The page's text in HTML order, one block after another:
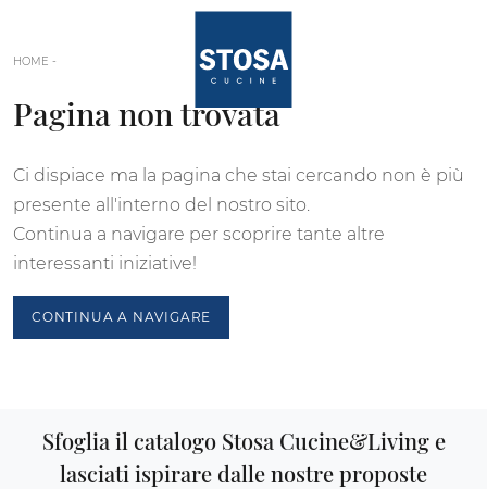
HOME -
Pagina non trovata
Ci dispiace ma la pagina che stai cercando non è più
presente all'interno del nostro sito.
Continua a navigare per scoprire tante altre
interessanti iniziative!
CONTINUA A NAVIGARE
Sfoglia il catalogo Stosa Cucine&Living e
lasciati ispirare dalle nostre proposte